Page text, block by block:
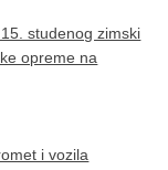
studenog zimski
opreme na
i vozila